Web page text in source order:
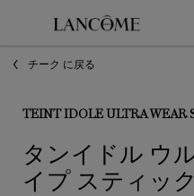
チーク に戻る
TEINT IDOLE ULTRA WEAR
タンイドル ウ
イプ スティック